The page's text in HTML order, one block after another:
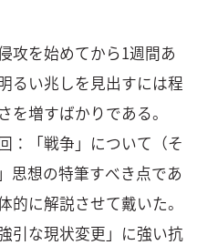
攻を始めてから1週間あ
るい兆しを見出すには程
を増すばかりである。
：「戦争」について（そ
思想の特筆すべき点であ
的に解説させて戴いた。
引な現状変更」に強い抗